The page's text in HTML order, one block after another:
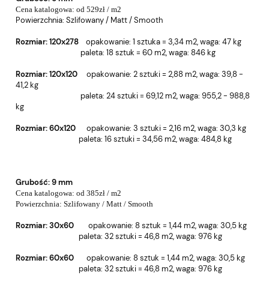
Cena katalogowa: od 529zł / m2
Powierzchnia: Szlifowany / Matt / Smooth
Rozmiar: 120x278 opakowanie: 1 sztuka = 3,34 m2, waga: 47 kg
paleta: 18 sztuk = 60 m2, waga: 846 kg
Rozmiar: 120x120 opakowanie: 2 sztuki = 2,88 m2, waga: 39,8 -
41,2 kg
paleta: 24 sztuki = 69,12 m2, waga: 955,2 - 988,8
kg
Rozmiar: 60x120 opakowanie: 3 sztuki = 2,16 m2, waga: 30,3 kg
paleta: 16 sztuki = 34,56 m2, waga: 484,8 kg
Grubość:9 mm
Cena katalogowa: od 385zł / m2
Powierzchnia: Szlifowany / Matt / Smooth
Rozmiar: 30x60 opakowanie: 8 sztuk = 1,44 m2, waga: 30,5 kg
paleta: 32 sztuki = 46,8 m2, waga: 976 kg
Rozmiar: 60x60 opakowanie: 8 sztuk = 1,44 m2, waga: 30,5 kg
paleta: 32 sztuki = 46,8 m2, waga: 976 kg